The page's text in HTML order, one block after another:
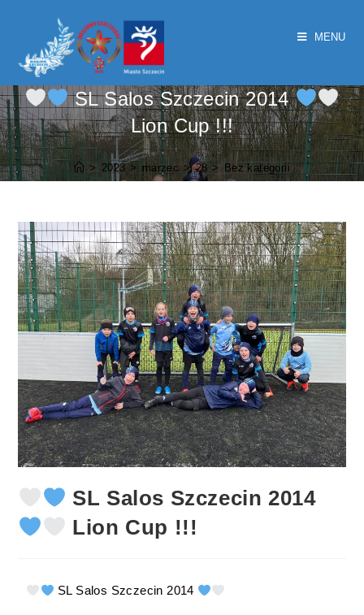
MENU
SL Salos Szczecin 2014
Lion Cup !!!
> 2023 > marzec > 28 > Bez kategorii
SL Salos Szczecin 2014
Lion Cup !!!
SL Salos Szczecin 2014